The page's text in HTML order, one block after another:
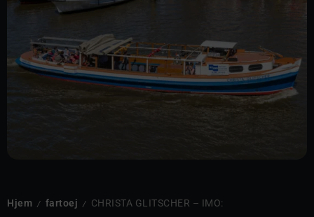
Hjem / fartoej / CHRISTA GLITSCHER – IMO: